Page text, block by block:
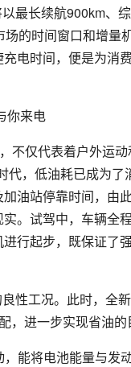
最长续航900km、
的时间窗口和增量
电时间，便是为消
不仅代表着户外运
，低油耗已成为了
油站停靠时间，由
。试驾中，车辆全
行起步，既保证了
性工况。此时，全
进一步实现省油的
能将电池能量与发